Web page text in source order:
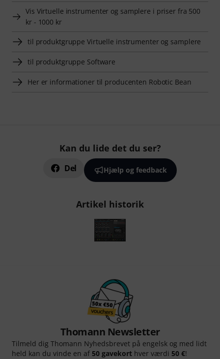
Vis Virtuelle instrumenter og samplere i priser fra 500
kr - 1000 kr
til produktgruppe Virtuelle instrumenter og samplere
til produktgruppe Software
Her er informationer til producenten Robotic Bean
Kan du lide det du ser?
Del Hjælp og feedback
Artikel historik
Thomann Newsletter
Tilmeld dig Thomann Nyhedsbrevet på engelsk og med lidt
held kan du vinde en af 50 gavekort hver værdi 50 €!